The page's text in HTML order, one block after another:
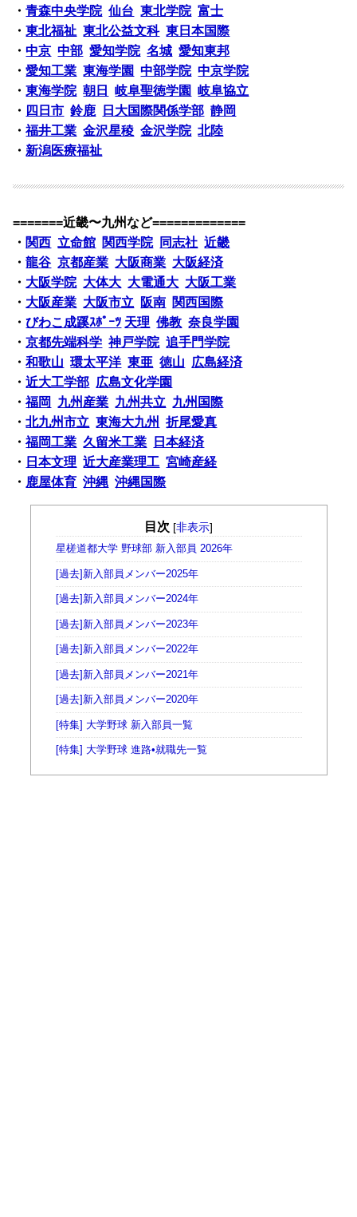
・青森中央学院 仙台 東北学院 富士
・東北福祉 東北公益文科 東日本国際
・中京 中部 愛知学院 名城 愛知東邦
・愛知工業 東海学園 中部学院 中京学院
・東海学院 朝日 岐阜聖徳学園
岐阜協立
・ 四日市 鈴鹿 日大国際関係学部 静岡
・福井工業 金沢星稜 金沢学院 北陸
・ 新潟医療福祉
=======近畿〜九州など=============
・ 関西 立命館 関西学院 同志社 近畿
・龍谷 京都産業 大阪商業 大阪経済
・ 大阪学院 大体大 大電通大 大阪工業
・ 大阪産業 大阪市立 阪南 関西国際
・びわこ成蹊ｽﾎﾟｰﾂ 天理 佛教 奈良学園
・京都先端科学 神戸学院 追手門学院
・和歌山 環太平洋 東亜 徳山 広島経済
・近大工学部 広島文化学園
・福岡 九州産業 九州共立 九州国際
・北九州市立 東海大九州
折尾愛真
・福岡工業 久留米工業
日本経済
・ 日本文理 近大産業理工 宮崎産経
・ 鹿屋体育 沖縄 沖縄国際
目次 [非表示]
星槎道都大学 野球部 新入部員 2026年
[過去]新入部員メンバー2025年
[過去]新入部員メンバー2024年
[過去]新入部員メンバー2023年
[過去]新入部員メンバー2022年
[過去]新入部員メンバー2021年
[過去]新入部員メンバー2020年
[特集] 大学野球 新入部員一覧
[特集] 大学野球 進路•就職先一覧